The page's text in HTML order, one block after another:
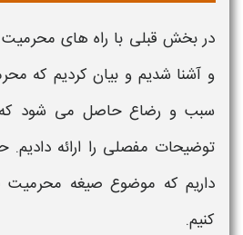
در بخش قبلی با راه های محرمیت
و آشنا شدیم و بیان کردیم که
سبب و رضاع حاصل می شود
توضیحات مفصلی را ارائه
داریم که موضوع صیغه محرمیت
کنیم.